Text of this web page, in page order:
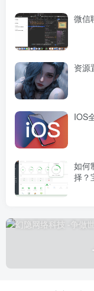
微信
资源
IOS
如何
择？